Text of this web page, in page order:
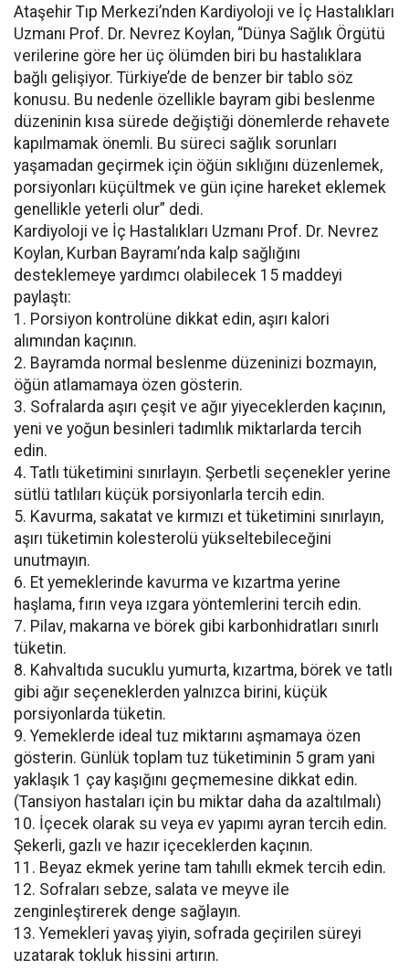
Ataşehir Tıp Merkezi’nden Kardiyoloji ve İç Hastalıkları
Uzmanı Prof. Dr. Nevrez Koylan, “Dünya Sağlık Örgütü
verilerine göre her üç ölümden biri bu hastalıklara
bağlı gelişiyor. Türkiye’de de benzer bir tablo söz
konusu. Bu nedenle özellikle bayram gibi beslenme
düzeninin kısa sürede değiştiği dönemlerde rehavete
kapılmamak önemli. Bu süreci sağlık sorunları
yaşamadan geçirmek için öğün sıklığını düzenlemek,
porsiyonları küçültmek ve gün içine hareket eklemek
genellikle yeterli olur” dedi.
Kardiyoloji ve İç Hastalıkları Uzmanı Prof. Dr. Nevrez
Koylan, Kurban Bayramı’nda kalp sağlığını
desteklemeye yardımcı olabilecek 15 maddeyi
paylaştı:
1. Porsiyon kontrolüne dikkat edin, aşırı kalori
alımından kaçının.
2. Bayramda normal beslenme düzeninizi bozmayın,
öğün atlamamaya özen gösterin.
3. Sofralarda aşırı çeşit ve ağır yiyeceklerden kaçının,
yeni ve yoğun besinleri tadımlık miktarlarda tercih
edin.
4. Tatlı tüketimini sınırlayın. Şerbetli seçenekler yerine
sütlü tatlıları küçük porsiyonlarla tercih edin.
5. Kavurma, sakatat ve kırmızı et tüketimini sınırlayın,
aşırı tüketimin kolesterolü yükseltebileceğini
unutmayın.
6. Et yemeklerinde kavurma ve kızartma yerine
haşlama, fırın veya ızgara yöntemlerini tercih edin.
7. Pilav, makarna ve börek gibi karbonhidratları sınırlı
tüketin.
8. Kahvaltıda sucuklu yumurta, kızartma, börek ve tatlı
gibi ağır seçeneklerden yalnızca birini, küçük
porsiyonlarda tüketin.
9. Yemeklerde ideal tuz miktarını aşmamaya özen
gösterin. Günlük toplam tuz tüketiminin 5 gram yani
yaklaşık 1 çay kaşığını geçmemesine dikkat edin.
(Tansiyon hastaları için bu miktar daha da azaltılmalı)
10. İçecek olarak su veya ev yapımı ayran tercih edin.
Şekerli, gazlı ve hazır içeceklerden kaçının.
11. Beyaz ekmek yerine tam tahıllı ekmek tercih edin.
12. Sofraları sebze, salata ve meyve ile
zenginleştirerek denge sağlayın.
13. Yemekleri yavaş yiyin, sofrada geçirilen süreyi
uzatarak tokluk hissini artırın.